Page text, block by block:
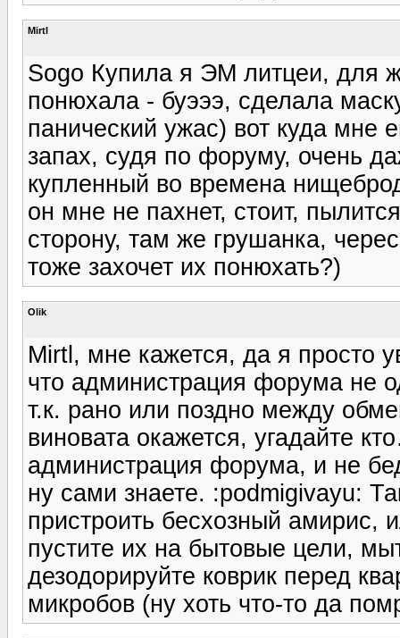
Mirtl
Sogo Купила я ЭМ литцеи, для
понюхала - буэээ, сделала
панический ужас) вот куда мне
запах, судя по форуму, очень
купленный во времена
он мне не пахнет, стоит,
сторону, там же грушанка,
тоже захочет их понюхать?)
Olik
Mirtl, мне кажется, да я просто
что администрация форума не
т.к. рано или поздно между
виновата окажется, угадайте
администрация форума, и не
ну сами знаете. :podmigivayu:
пристроить бесхозный амирис,
пустите их на бытовые цели,
дезодорируйте коврик перед
микробов (ну хоть что-то да